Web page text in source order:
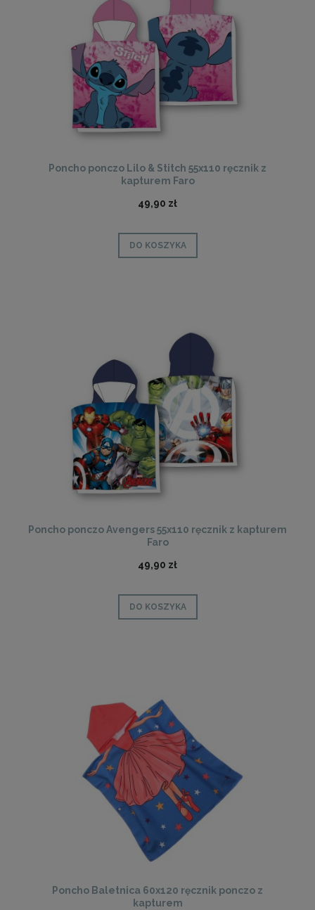
Poncho ponczo Lilo & Stitch 55x110 ręcznik z
kapturem Faro
49,90 zł
DO KOSZYKA
Poncho ponczo Avengers 55x110 ręcznik z kapturem
Faro
49,90 zł
DO KOSZYKA
Poncho Baletnica 60x120 ręcznik ponczo z
kapturem